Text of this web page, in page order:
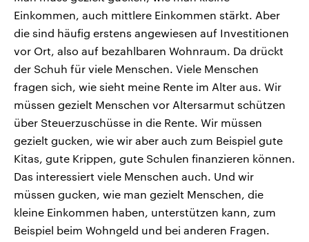
Einkommen, auch mittlere Einkommen stärkt. Aber
die sind häufig erstens angewiesen auf Investitionen
vor Ort, also auf bezahlbaren Wohnraum. Da drückt
der Schuh für viele Menschen. Viele Menschen
fragen sich, wie sieht meine Rente im Alter aus. Wir
müssen gezielt Menschen vor Altersarmut schützen
über Steuerzuschüsse in die Rente. Wir müssen
gezielt gucken, wie wir aber auch zum Beispiel gute
Kitas, gute Krippen, gute Schulen finanzieren können.
Das interessiert viele Menschen auch. Und wir
müssen gucken, wie man gezielt Menschen, die
kleine Einkommen haben, unterstützen kann, zum
Beispiel beim Wohngeld und bei anderen Fragen.